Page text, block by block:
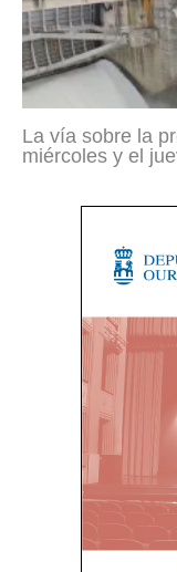
La vía sobre la
miércoles y el